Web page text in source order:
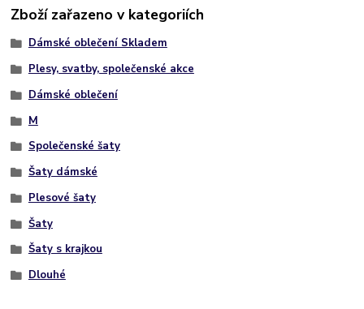
Zboží zařazeno v kategoriích
Dámské oblečení Skladem
Plesy, svatby, společenské akce
Dámské oblečení
M
Společenské šaty
Šaty dámské
Plesové šaty
Šaty
Šaty s krajkou
Dlouhé